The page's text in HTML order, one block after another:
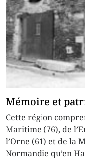
Mémoire et
Cette région
Maritime (76), de
l’Orne (61) et de la
Normandie qu’en